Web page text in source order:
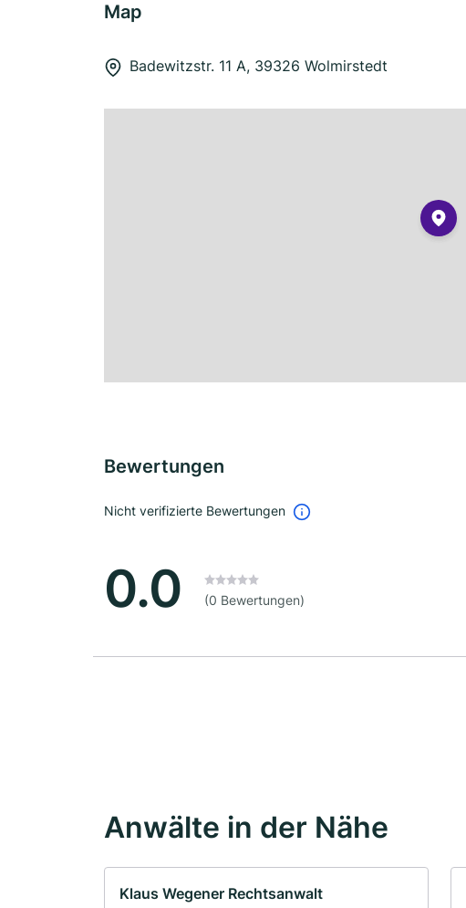
Map
Badewitzstr. 11 A, 39326 Wolmirstedt
Bewertungen
Nicht verifizierte Bewertungen
0.0 (0 Bewertungen)
Anwälte in der Nähe
Klaus Wegener Rechtsanwalt